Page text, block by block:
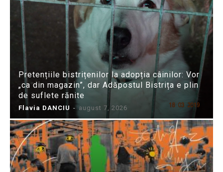
Pretențiile bistrițenilor la adopția câinilor: Vor
„ca din magazin”, dar Adăpostul Bistrița e plin
de suflete rănite
Flavia DANCIU - august 7, 2026